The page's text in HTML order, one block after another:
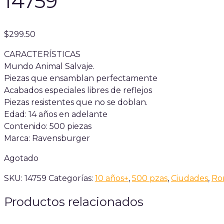
$299.50
CARACTERÍSTICAS
Mundo Animal Salvaje.
Piezas que ensamblan perfectamente
Acabados especiales libres de reflejos
Piezas resistentes que no se doblan.
Edad: 14 años en adelante
Contenido: 500 piezas
Marca: Ravensburger
Agotado
SKU: 14759 Categorías: 10 años+, 500 pzas, Ciudades,
Productos relacionados